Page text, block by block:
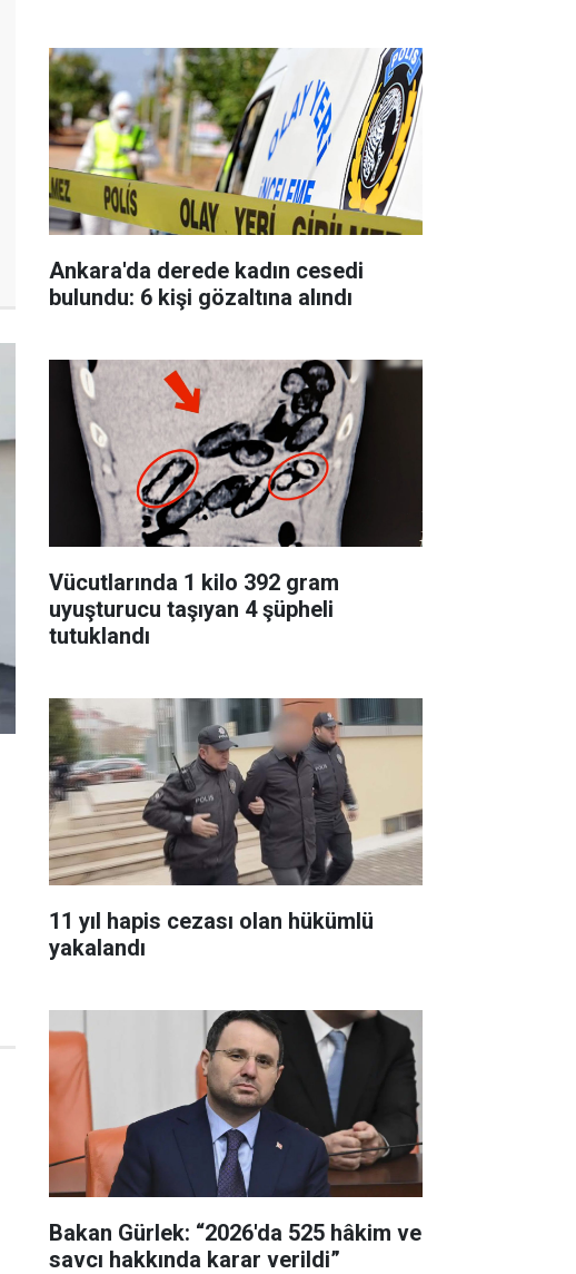
Ankara'da derede kadın cesedi
bulundu: 6 kişi gözaltına alındı
Vücutlarında 1 kilo 392 gram
uyuşturucu taşıyan 4 şüpheli
tutuklandı
11 yıl hapis cezası olan hükümlü
yakalandı
Bakan Gürlek: “2026'da 525 hâkim ve
savcı hakkında karar verildi”